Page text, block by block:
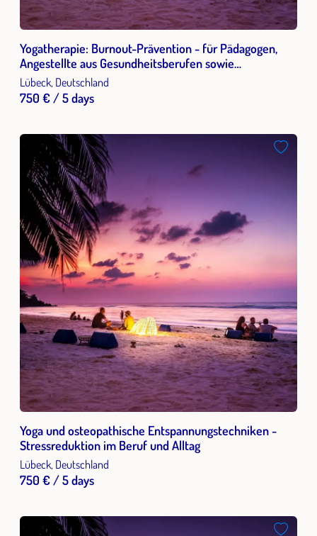
Yogatherapie: Burnout-Prävention - für Pädagogen,
Angestellte aus Gesundheitsberufen sowie
Multiplikatoren
Lübeck, Deutschland
750 € / 5 days
Yoga und osteopathische Entspannungstechniken -
Stressreduktion im Beruf und Alltag
Lübeck, Deutschland
750 € / 5 days